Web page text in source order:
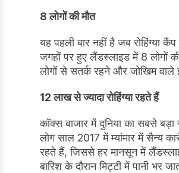
8 लोगों की मौत
यह पहली बार नहीं है जब रोहिंग्या
जगहों पर हुए लैंडस्लाइड में 8 लोगों
लोगों से सतर्क रहने और जोखिम वाले
12 लाख से ज्यादा रोहिंग्या रहते हैं
कॉक्स बाजार में दुनिया का सबसे बड़ा
लोग साल 2017 में म्यांमार में सैन्य
रहते हैं, जिससे हर मानसून में
बारिश के दौरान मिट्टी में पानी